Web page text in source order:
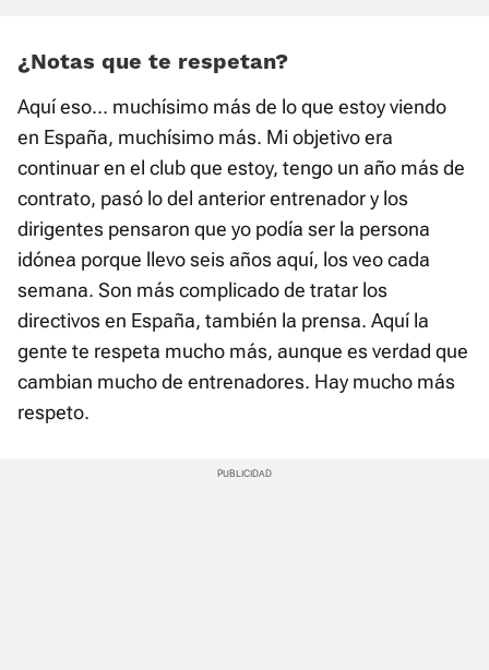
¿Notas que te respetan?
Aquí eso... muchísimo más de lo que estoy viendo
en España, muchísimo más. Mi objetivo era
continuar en el club que estoy, tengo un año más de
contrato, pasó lo del anterior entrenador y los
dirigentes pensaron que yo podía ser la persona
idónea porque llevo seis años aquí, los veo cada
semana. Son más complicado de tratar los
directivos en España, también la prensa. Aquí la
gente te respeta mucho más, aunque es verdad que
cambian mucho de entrenadores. Hay mucho más
respeto.